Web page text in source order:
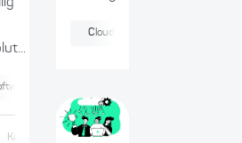
Karl Pedro
Cloud Native